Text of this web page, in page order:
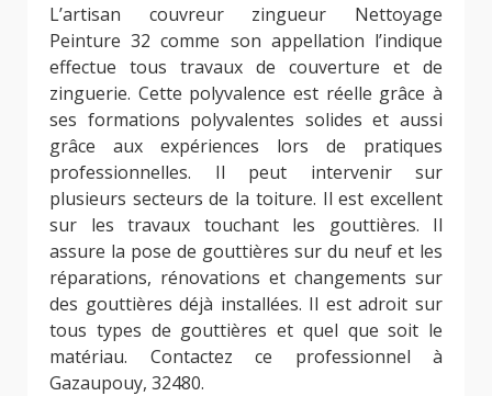
L’artisan couvreur zingueur Nettoyage
Peinture 32 comme son appellation l’indique
effectue tous travaux de couverture et de
zinguerie. Cette polyvalence est réelle grâce à
ses formations polyvalentes solides et aussi
grâce aux expériences lors de pratiques
professionnelles. Il peut intervenir sur
plusieurs secteurs de la toiture. Il est excellent
sur les travaux touchant les gouttières. Il
assure la pose de gouttières sur du neuf et les
réparations, rénovations et changements sur
des gouttières déjà installées. Il est adroit sur
tous types de gouttières et quel que soit le
matériau. Contactez ce professionnel à
Gazaupouy, 32480.